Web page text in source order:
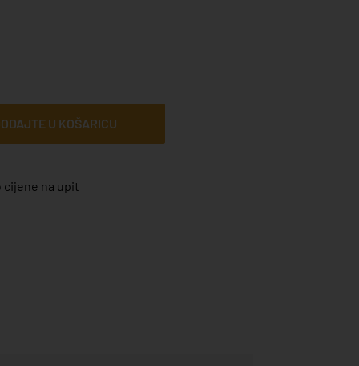
U KOŠARICU
cijene na upit